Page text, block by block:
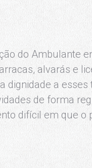
do Ambulante
alvarás e
dignidade a
de forma
difícil em que o